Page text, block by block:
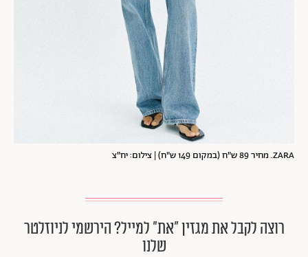
ZARA. מחיר 89 ש"ח (במקום 149 ש"ח) | צילום: יח"צ
רוצה לקבל את מגזין ״את״ למייל? הירשמי לניוזלטר
שלנו